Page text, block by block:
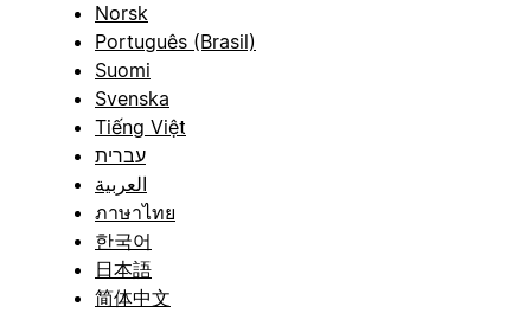
Norsk
Português (Brasil)
Suomi
Svenska
Tiếng Việt
עברית
العربية
ภาษาไทย
한국어
日本語
简体中文